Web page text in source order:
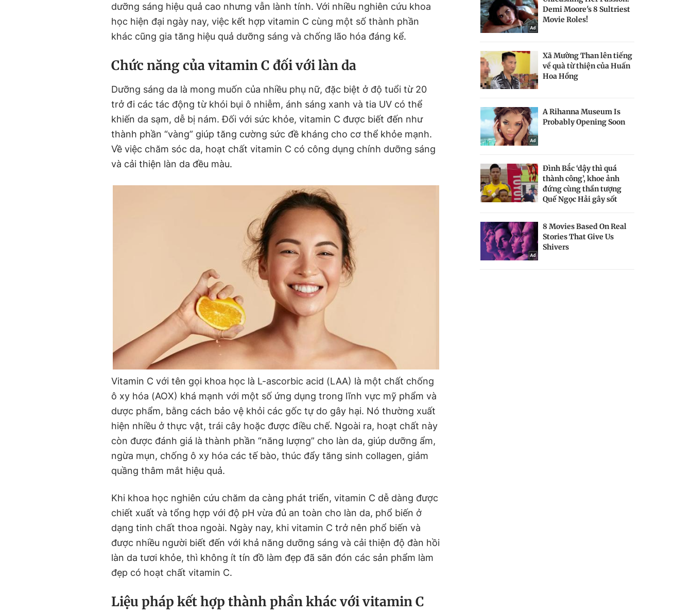
dưỡng sáng hiệu quả cao nhưng vẫn lành tính. Với nhiều nghiên cứu khoa
học hiện đại ngày nay, việc kết hợp vitamin C cùng một số thành phần
khác cũng gia tăng hiệu quả dưỡng sáng và chống lão hóa đáng kể.
Chức năng của vitamin C đối với làn da
Dưỡng sáng da là mong muốn của nhiều phụ nữ, đặc biệt ở độ tuổi từ 20
trở đi các tác động từ khói bụi ô nhiễm, ánh sáng xanh và tia UV có thể
khiến da sạm, dễ bị nám. Đối với sức khỏe, vitamin C được biết đến như
thành phần “vàng” giúp tăng cường sức đề kháng cho cơ thể khỏe mạnh.
Về việc chăm sóc da, hoạt chất vitamin C có công dụng chính dưỡng sáng
và cải thiện làn da đều màu.
Vitamin C với tên gọi khoa học là L-ascorbic acid (LAA) là một chất chống
ô xy hóa (AOX) khá mạnh với một số ứng dụng trong lĩnh vực mỹ phẩm và
dược phẩm, bằng cách bảo vệ khỏi các gốc tự do gây hại. Nó thường xuất
hiện nhiều ở thực vật, trái cây hoặc được điều chế. Ngoài ra, hoạt chất này
còn được đánh giá là thành phần “năng lượng” cho làn da, giúp dưỡng ẩm,
ngừa mụn, chống ô xy hóa các tế bào, thúc đẩy tăng sinh collagen, giảm
quầng thâm mắt hiệu quả.
Khi khoa học nghiên cứu chăm da càng phát triển, vitamin C dễ dàng được
chiết xuất và tổng hợp với độ pH vừa đủ an toàn cho làn da, phổ biến ở
dạng tinh chất thoa ngoài. Ngày nay, khi vitamin C trở nên phổ biến và
được nhiều người biết đến với khả năng dưỡng sáng và cải thiện độ đàn hồi
làn da tươi khỏe, thì không ít tín đồ làm đẹp đã săn đón các sản phẩm làm
đẹp có hoạt chất vitamin C.
Liệu pháp kết hợp thành phần khác với vitamin C